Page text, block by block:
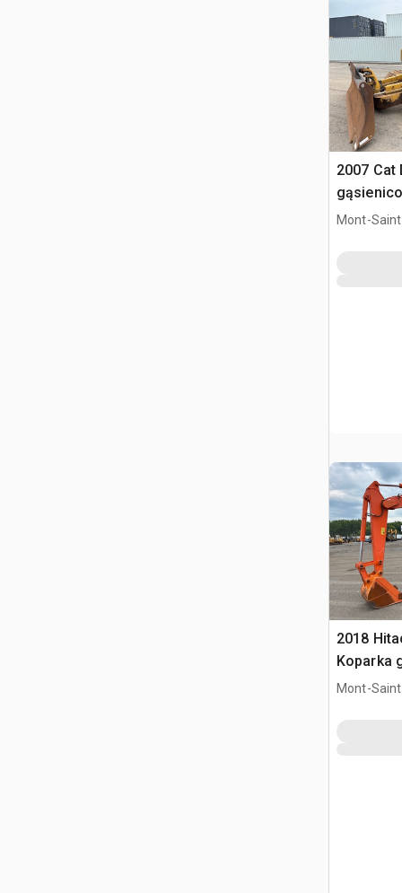
2007 Cat
Mont-
2018
Koparka
Mont-